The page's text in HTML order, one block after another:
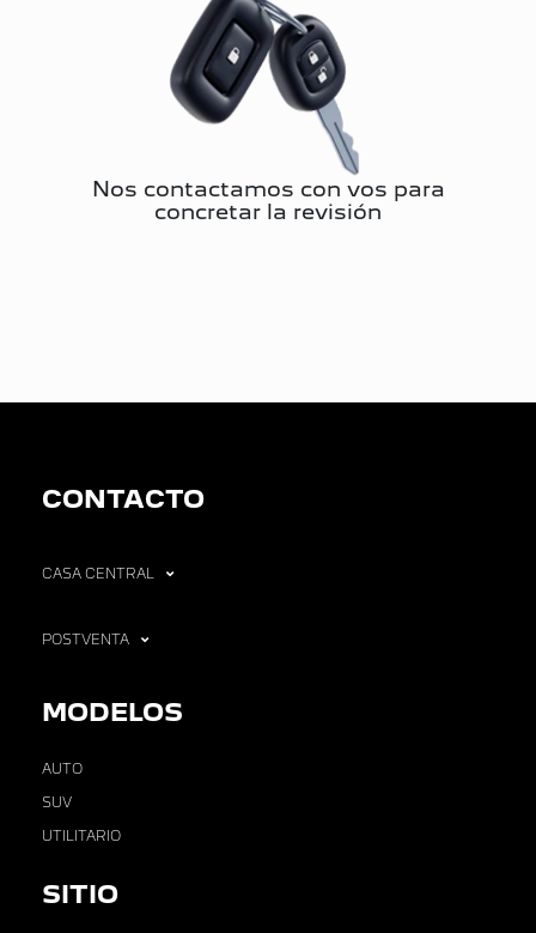
Nos contactamos con vos para
concretar la revisión
CONTACTO
CASA CENTRAL
POSTVENTA
MODELOS
AUTO
SUV
UTILITARIO
SITIO